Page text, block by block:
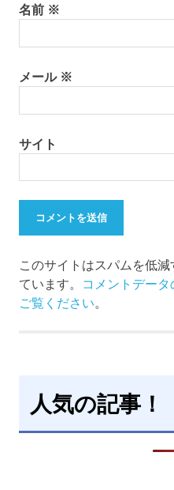
名前 ※
メール ※
サイト
このサイトはスパムを低
ています。 コメントデー
ご覧ください。
人気の記事！